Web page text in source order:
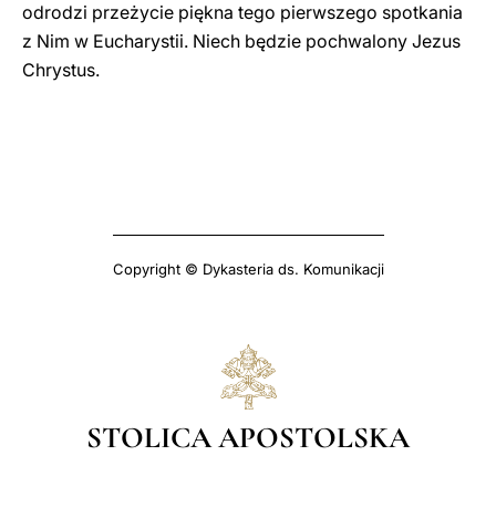
odrodzi przeżycie piękna tego pierwszego spotkania
z Nim w Eucharystii. Niech będzie pochwalony Jezus
Chrystus.
Copyright © Dykasteria ds. Komunikacji
STOLICA APOSTOLSKA